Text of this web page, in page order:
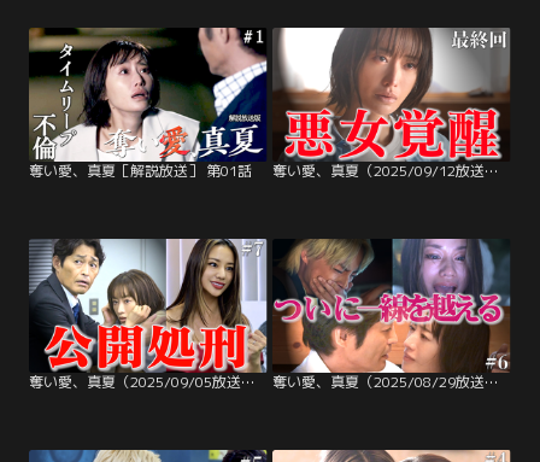
奪い愛、真夏［解説放送］ 第01話 奪い愛、真夏（2025/09/12放送分）第08話（最終話）
奪い愛、真夏（2025/09/05放送分）第07話 奪い愛、真夏（2025/08/29放送分）第06話